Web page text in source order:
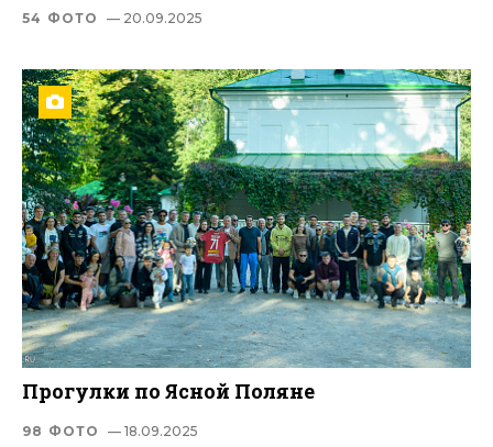
54 ФОТО — 20.09.2025
Прогулки по Ясной Поляне
98 ФОТО — 18.09.2025